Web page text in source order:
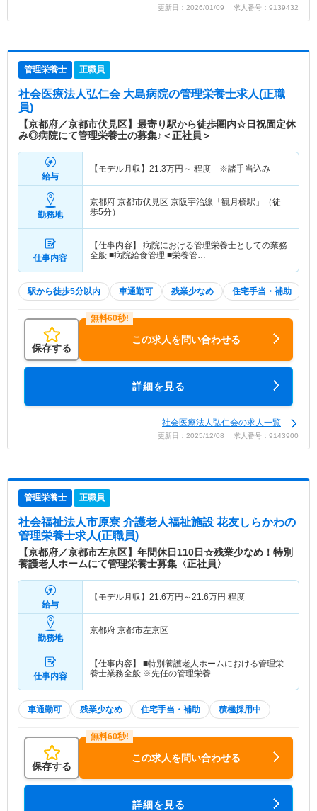
更新日：2026/01/09 求人番号：9139432
管理栄養士 正職員
社会医療法人弘仁会 大島病院の管理栄養士求人(正職
員)
【京都府／京都市伏見区】最寄り駅から徒歩圏内☆日祝固定休
み◎病院にて管理栄養士の募集♪＜正社員＞
給与
【モデル月収】 21.3万円～ 程度 ※諸手当込み
勤務地
京都府 京都市伏見区 京阪宇治線「観月橋駅」（徒
歩5分）
仕事内容
【仕事内容】 病院における管理栄養士としての業務
全般 ■病院給食管理 ■栄養管…
駅から徒歩5分以内 車通勤可 残業少なめ 住宅手当・補助
保存する
この求人を問い合わせる
詳細を見る
社会医療法人弘仁会の求人一覧
更新日：2025/12/08 求人番号：9143900
管理栄養士 正職員
社会福祉法人市原寮 介護老人福祉施設 花友しらかわの
管理栄養士求人(正職員)
【京都府／京都市左京区】年間休日110日☆残業少なめ！特別
養護老人ホームにて管理栄養士募集〈正社員〉
給与
【モデル月収】 21.6万円～21.6万円 程度
勤務地
京都府 京都市左京区
仕事内容
【仕事内容】 ■特別養護老人ホームにおける管理栄
養士業務全般 ※先任の管理栄養…
車通勤可 残業少なめ 住宅手当・補助 積極採用中
保存する
この求人を問い合わせる
詳細を見る